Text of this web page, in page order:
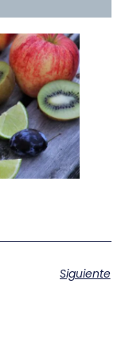
Siguiente